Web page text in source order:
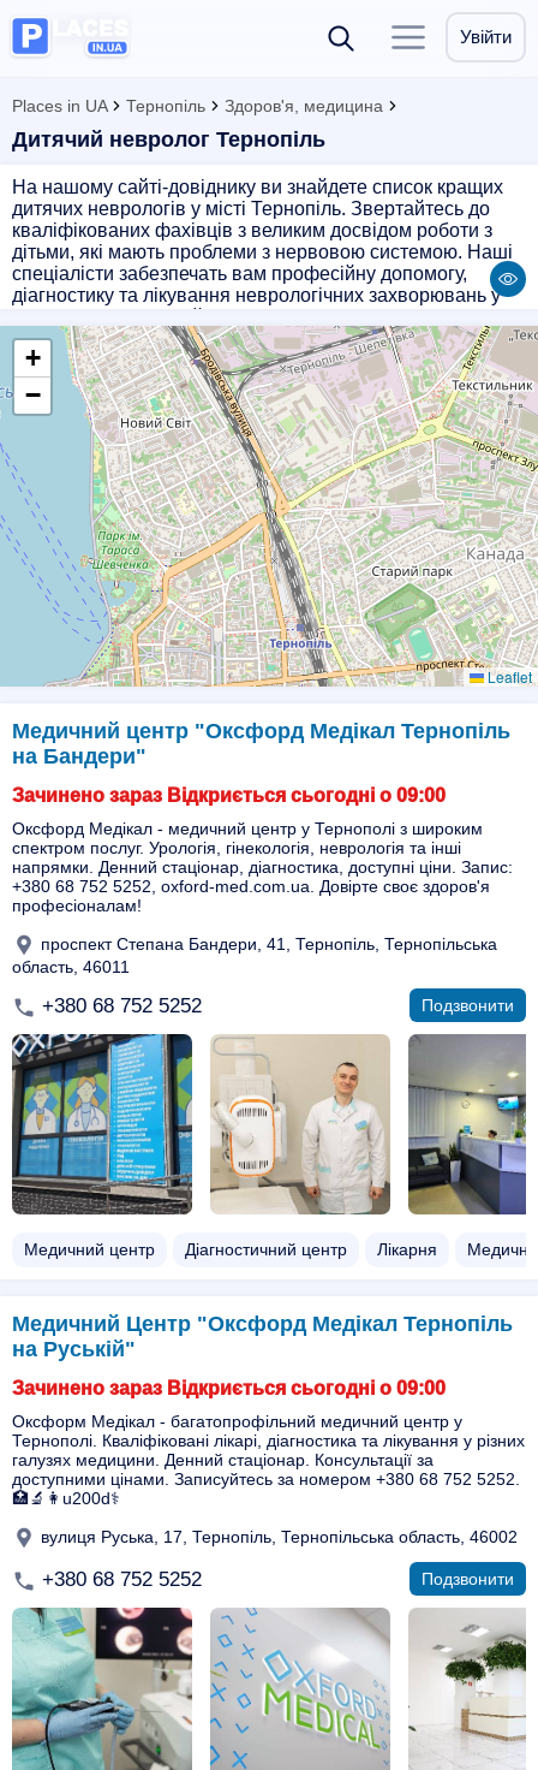
Увійти
Places in UA Тернопіль Здоров'я, медицина
Дитячий невролог Тернопіль
На нашому сайті-довіднику ви знайдете список кращих
дитячих неврологів у місті Тернопіль. Звертайтесь до
кваліфікованих фахівців з великим досвідом роботи з
дітьми, які мають проблеми з нервовою системою. Наші
спеціалісти забезпечать вам професійну допомогу,
діагностику та лікування неврологічних захворювань у
здоров'я вашої дитини – обирайте дитячого невролога з
нашого каталогу у Тернополі.
+
−
Leaflet
Медичний центр "Оксфорд Медікал Тернопіль
на Бандери"
Зачинено зараз Відкриється сьогодні о 09:00
Оксфорд Медікал - медичний центр у Тернополі з широким
спектром послуг. Урологія, гінекологія, неврологія та інші
напрямки. Денний стаціонар, діагностика, доступні ціни. Запис:
+380 68 752 5252, oxford-med.com.ua. Довірте своє здоров'я
професіоналам!
проспект Степана Бандери, 41, Тернопіль, Тернопільська
область, 46011
+380 68 752 5252 Подзвонити
Медичний центр Діагностичний центр Лікарня Медична
Медичний Центр "Оксфорд Медікал Тернопіль
на Руській"
Зачинено зараз Відкриється сьогодні о 09:00
Оксформ Медікал - багатопрофільний медичний центр у
Тернополі. Кваліфіковані лікарі, діагностика та лікування у різних
галузях медицини. Денний стаціонар. Консультації за
доступними цінами. Записуйтесь за номером +380 68 752 5252.
🏥🔬👩u200d⚕️
вулиця Руська, 17, Тернопіль, Тернопільська область, 46002
+380 68 752 5252 Подзвонити